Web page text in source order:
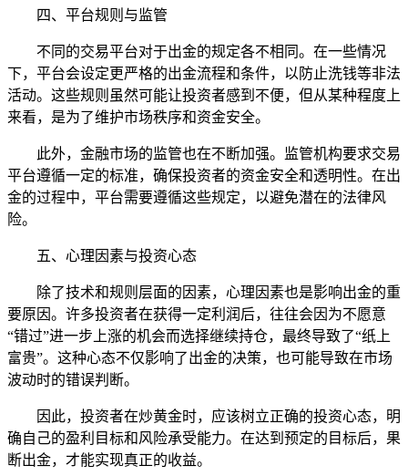
四、平台规则与监管
不同的交易平台对于出金的规定各不相同。在一些情况
下，平台会设定更严格的出金流程和条件，以防止洗钱等非法
活动。这些规则虽然可能让投资者感到不便，但从某种程度上
来看，是为了维护市场秩序和资金安全。
此外，金融市场的监管也在不断加强。监管机构要求交易
平台遵循一定的标准，确保投资者的资金安全和透明性。在出
金的过程中，平台需要遵循这些规定，以避免潜在的法律风
险。
五、心理因素与投资心态
除了技术和规则层面的因素，心理因素也是影响出金的重
要原因。许多投资者在获得一定利润后，往往会因为不愿意
“错过”进一步上涨的机会而选择继续持仓，最终导致了“纸上
富贵”。这种心态不仅影响了出金的决策，也可能导致在市场
波动时的错误判断。
因此，投资者在炒黄金时，应该树立正确的投资心态，明
确自己的盈利目标和风险承受能力。在达到预定的目标后，果
断出金，才能实现真正的收益。